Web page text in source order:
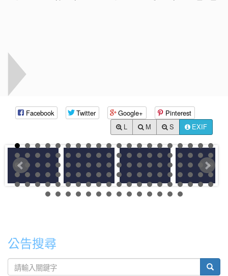
Facebook Twitter Google+ Pinterest
M S EXIF
公告搜尋